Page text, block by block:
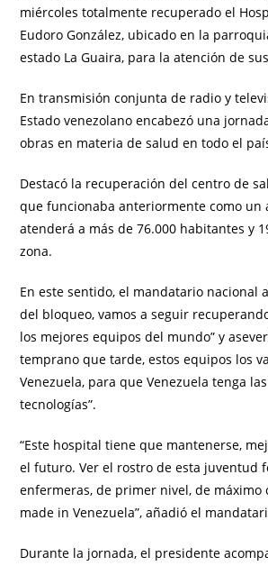
miércoles totalmente recuperado el
Eudoro González, ubicado en la
estado La Guaira, para la atención de
En transmisión conjunta de radio y
Estado venezolano encabezó una
obras en materia de salud en todo el
Destacó la recuperación del centro de
que funcionaba anteriormente como un
atenderá a más de 76.000 habitantes y
zona.
En este sentido, el mandatario nacional
del bloqueo, vamos a seguir
los mejores equipos del mundo” y
temprano que tarde, estos equipos los
Venezuela, para que Venezuela tenga
tecnologías”.
“Este hospital tiene que mantenerse,
el futuro. Ver el rostro de esta juventud
enfermeras, de primer nivel, de máximo
made in Venezuela”, añadió el
Durante la jornada, el presidente